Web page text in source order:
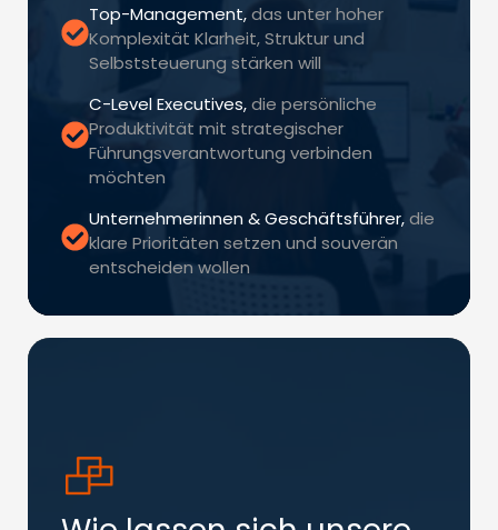
Top-Management,das unter hoher
Komplexität Klarheit, Struktur und
Selbststeuerung stärken will
C-Level Executives,die persönliche
Produktivität mit strategischer
Führungsverantwortung verbinden
möchten
Unternehmerinnen & Geschäftsführer,die
klare Prioritäten setzen und souverän
entscheiden wollen